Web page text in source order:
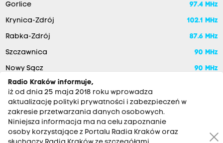
Gorlice 97.4 MHz
Krynica-Zdrój 102.1 MHz
Rabka-Zdrój 87.6 MHz
Szczawnica 90 MHz
Nowy Sącz
90 MHz
Radio Kraków informuje,
iż od dnia 25 maja 2018 roku wprowadza
aktualizację polityki prywatności i zabezpieczeń w
zakresie przetwarzania danych osobowych.
Niniejsza informacja ma na celu zapoznanie
osoby korzystające z Portalu Radia Kraków oraz